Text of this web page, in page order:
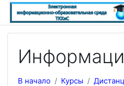
Перейти к основному
В начало Курсы